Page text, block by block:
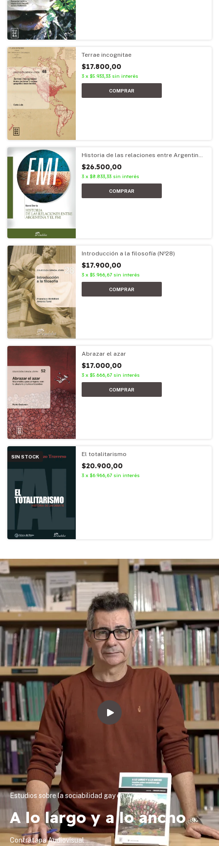
Terrae incognitae
$17.800,00
3 x $5.933,33 sin interés
Historia de las relaciones entre Argentina
$26.500,00
3 x $8.833,33 sin interés
Introducción a la filosofía (Nº28)
$17.900,00
3 x $5.966,67 sin interés
Abrazar el azar
$17.000,00
3 x $5.666,67 sin interés
SIN STOCK El totalitarismo
$20.900,00
3 x $6.966,67 sin interés
Estudios sobre la sociabilidad gay en Argentina
A lo largo y a lo ancho
Contratapa Audiovisual